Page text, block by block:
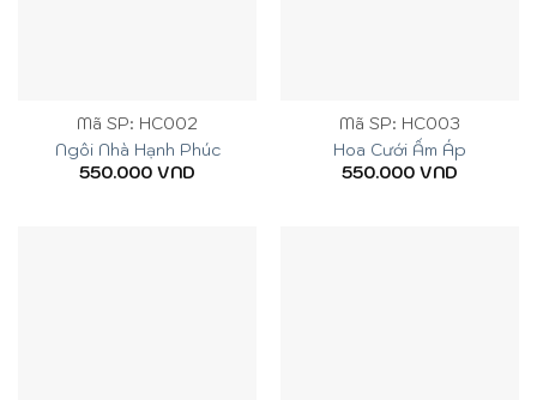
Mã SP: HC002
Ngôi Nhà Hạnh Phúc
550.000 VND
Mã SP: HC003
Hoa Cưới Ấm Áp
550.000 VND